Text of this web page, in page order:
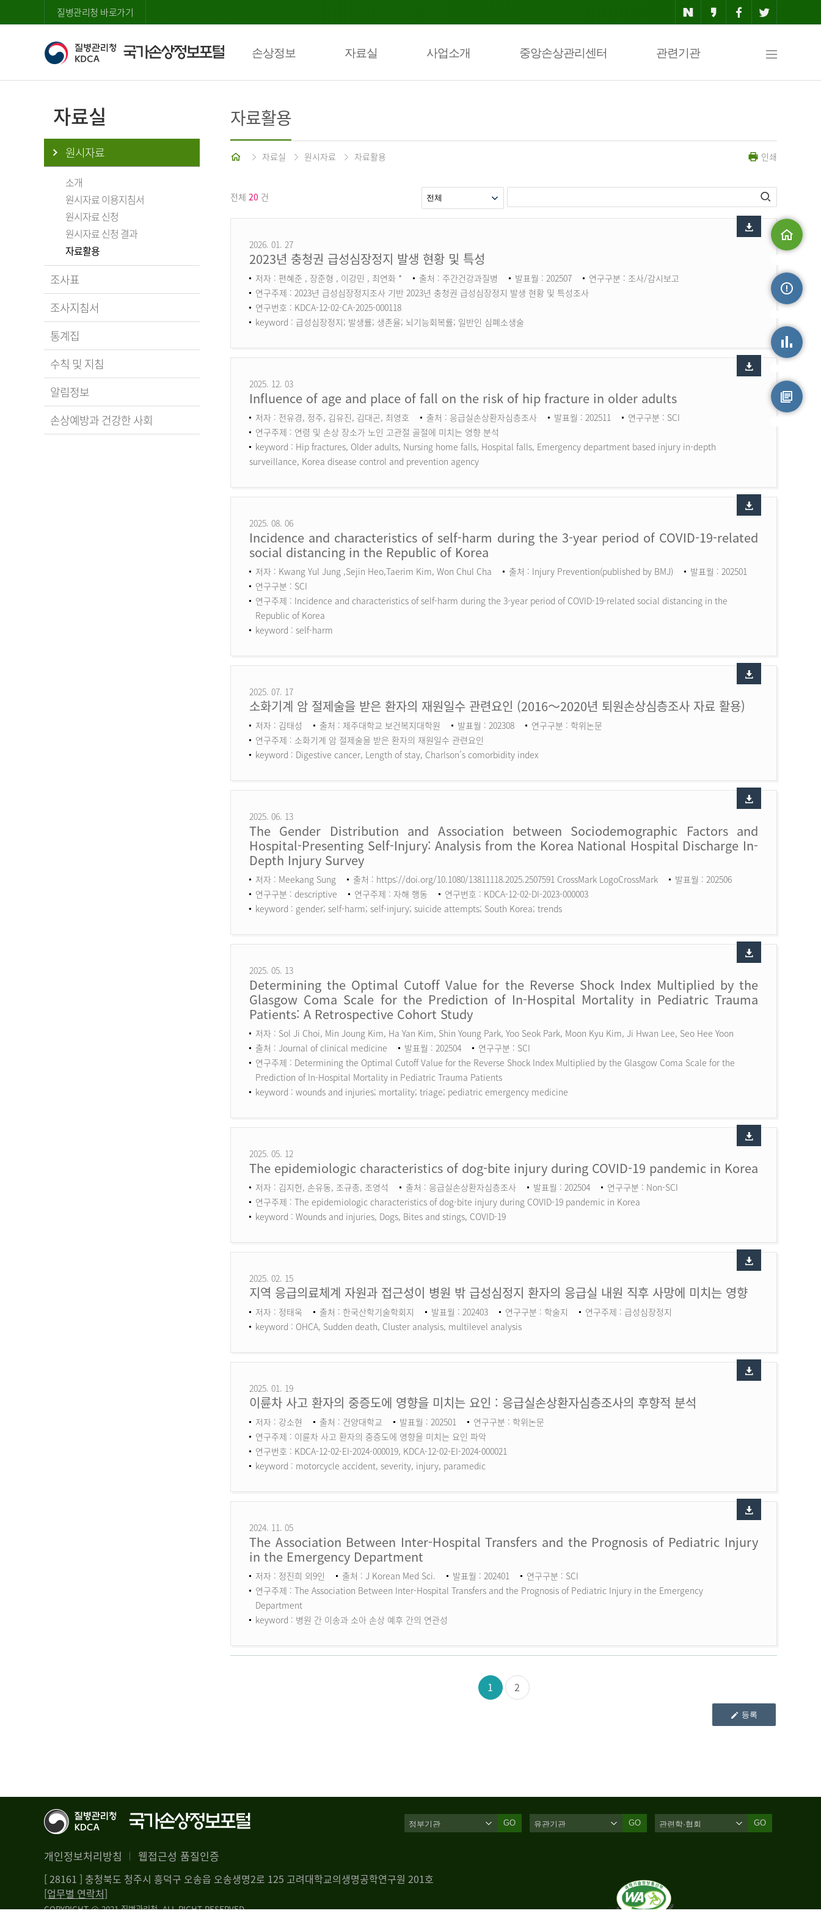
질병관리청 바로가기
손상정보 자료실 사업소개 중앙손상관리센터 관련기관
맵
자료실
원시자료
소개
원시자료 이용지침서
원시자료 신청
원시자료 신청 결과
자료활용
조사표
조사지침서
통계집
수칙 및 지침
알림정보
손상예방과 건강한 사회
자료활용
홈 자료실 원시자료 자료활용 인쇄
전체 20 건
2026. 01. 27
2023년 충청권 급성심장정지 발생 현황 및 특성
저자 : 편혜준 , 장준형 , 이강민 , 최연화 * 출처 : 주간건강과질병 발표월 : 202507
연구구분 : 조사/감시보고
연구주제 : 2023년 급성심장정지조사 기반 2023년 충청권 급성심장정지 발생 현황 및 특성조사
연구번호 : KDCA-12-02-CA-2025-000118
keyword : 급성심장정지; 발생률; 생존율; 뇌기능회복률; 일반인 심폐소생술
2025. 12. 03
Influence of age and place of fall on the risk of hip fracture in older adults
저자 : 전유경, 정주, 김유진, 김대곤, 최영호 출처 : 응급실손상환자심층조사 발표월 : 202511
연구구분 : SCI
연구주제 : 연령 및 손상 장소가 노인 고관절 골절에 미치는 영향 분석
keyword : Hip fractures, Older adults, Nursing home falls, Hospital falls, Emergency department based injury in-depth
surveillance, Korea disease control and prevention agency
2025. 08. 06
Incidence and characteristics of self-harm during the 3-year period of COVID-19-related
social distancing in the Republic of Korea
저자 : Kwang Yul Jung ,Sejin Heo,Taerim Kim, Won Chul Cha 출처 : Injury Prevention(published by BMJ)
발표월 : 202501
연구구분 : SCI
연구주제 : Incidence and characteristics of self-harm during the 3-year period of COVID-19-related social distancing in the
Republic of Korea
keyword : self-harm
2025. 07. 17
소화기계 암 절제술을 받은 환자의 재원일수 관련요인 (2016～2020년 퇴원손상심층조사 자료 활용)
저자 : 김태성 출처 : 제주대학교 보건복지대학원 발표월 : 202308
연구구분 : 학위논문
연구주제 : 소화기계 암 절제술을 받은 환자의 재원일수 관련요인
keyword : Digestive cancer, Length of stay, Charlson’s comorbidity index
2025. 06. 13
The Gender Distribution and Association between Sociodemographic Factors and
Hospital-Presenting Self-Injury: Analysis from the Korea National Hospital Discharge In-
Depth Injury Survey
저자 : Meekang Sung 출처 : https://doi.org/10.1080/13811118.2025.2507591 CrossMark LogoCrossMark
발표월 : 202506
연구구분 : descriptive
연구주제 : 자해 행동
연구번호 : KDCA-12-02-DI-2023-000003
keyword : gender; self-harm; self-injury; suicide attempts; South Korea; trends
2025. 05. 13
Determining the Optimal Cutoff Value for the Reverse Shock Index Multiplied by the
Glasgow Coma Scale for the Prediction of In-Hospital Mortality in Pediatric Trauma
Patients: A Retrospective Cohort Study
저자 : Sol Ji Choi, Min Joung Kim, Ha Yan Kim, Shin Young Park, Yoo Seok Park, Moon Kyu Kim, Ji Hwan Lee, Seo Hee Yoon
출처 : Journal of clinical medicine
발표월 : 202504
연구구분 : SCI
연구주제 : Determining the Optimal Cutoff Value for the Reverse Shock Index Multiplied by the Glasgow Coma Scale for the
Prediction of In-Hospital Mortality in Pediatric Trauma Patients
keyword : wounds and injuries; mortality; triage; pediatric emergency medicine
2025. 05. 12
The epidemiologic characteristics of dog-bite injury during COVID-19 pandemic in Korea
저자 : 김지헌, 손유동, 조규종, 조영석 출처 : 응급실손상환자심층조사 발표월 : 202504
연구구분 : Non-SCI
연구주제 : The epidemiologic characteristics of dog-bite injury during COVID-19 pandemic in Korea
keyword : Wounds and injuries, Dogs, Bites and stings, COVID-19
2025. 02. 15
지역 응급의료체계 자원과 접근성이 병원 밖 급성심정지 환자의 응급실 내원 직후 사망에 미치는 영향
저자 : 정태욱 출처 : 한국산학기술학회지 발표월 : 202403 연구구분 : 학술지
연구주제 : 급성심장정지
keyword : OHCA, Sudden death, Cluster analysis, multilevel analysis
2025. 01. 19
이륜차 사고 환자의 중증도에 영향을 미치는 요인 : 응급실손상환자심층조사의 후향적 분석
저자 : 강소현 출처 : 건양대학교 발표월 : 202501
연구구분 : 학위논문
연구주제 : 이륜차 사고 환자의 중증도에 영향을 미치는 요인 파악
연구번호 : KDCA-12-02-EI-2024-000019, KDCA-12-02-EI-2024-000021
keyword : motorcycle accident, severity, injury, paramedic
2024. 11. 05
The Association Between Inter-Hospital Transfers and the Prognosis of Pediatric Injury
in the Emergency Department
저자 : 정진희 외9인 출처 : J Korean Med Sci. 발표월 : 202401
연구구분 : SCI
연구주제 : The Association Between Inter-Hospital Transfers and the Prognosis of Pediatric Injury in the Emergency
Department
keyword : 병원 간 이송과 소아 손상 예후 간의 연관성
1 2
등록
개인정보처리방침 웹접근성 품질인증
GO GO GO
[ 28161 ] 충청북도 청주시 흥덕구 오송읍 오송생명2로 125 고려대학교의생명공학연구원 201호
[업무별 연락처]
COPYRIGHT @ 2021 질병관리청. ALL RIGHT RESERVED
손상정보
손상통계